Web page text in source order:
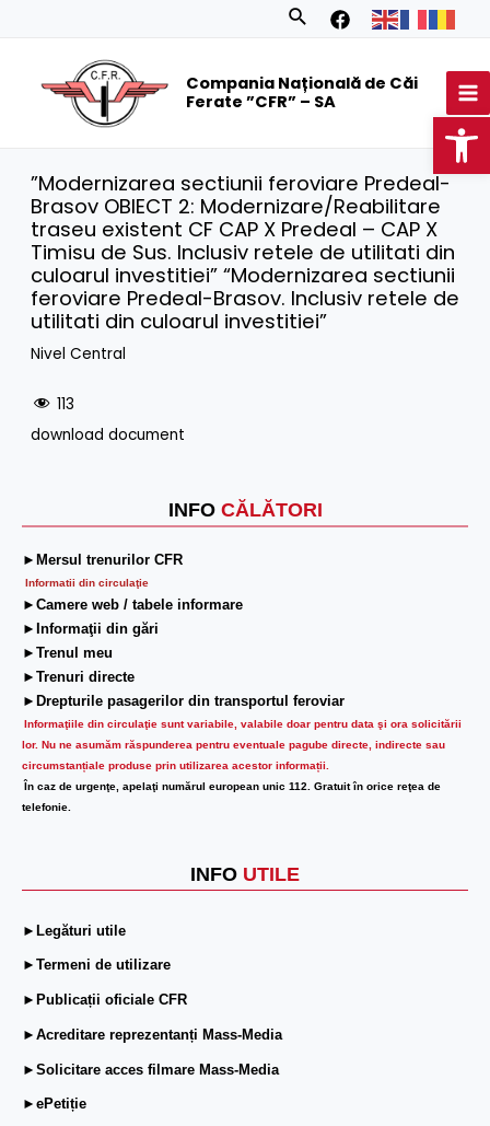
Search
Compania Națională de Căi
Ferate ”CFR” – SA
INFO CĂLĂTORI
►Mersul trenurilor CFR
Informatii din circulaţie
►Camere web / tabele informare
►Informaţii din gări
►Trenul meu
►Trenuri directe
►Drepturile pasagerilor din transportul feroviar
Informaţiile din circulaţie sunt variabile, valabile doar pentru data şi ora solicitării
lor. Nu ne asumăm răspunderea pentru eventuale pagube directe, indirecte sau
circumstanțiale produse prin utilizarea acestor informații.
În caz de urgenţe, apelaţi numărul european unic 112. Gratuit în orice reţea de
telefonie.
INFO UTILE
►Legături utile
►Termeni de utilizare
►Publicații oficiale CFR
►Acreditare reprezentanți Mass-Media
►Solicitare acces filmare Mass-Media
►ePetiție
”Modernizarea sectiunii feroviare Predeal-
Brasov OBIECT 2: Modernizare/Reabilitare
traseu existent CF CAP X Predeal – CAP X
Timisu de Sus. Inclusiv retele de utilitati din
culoarul investitiei” “Modernizarea sectiunii
feroviare Predeal-Brasov. Inclusiv retele de
utilitati din culoarul investitiei”
Nivel Central
113
download document